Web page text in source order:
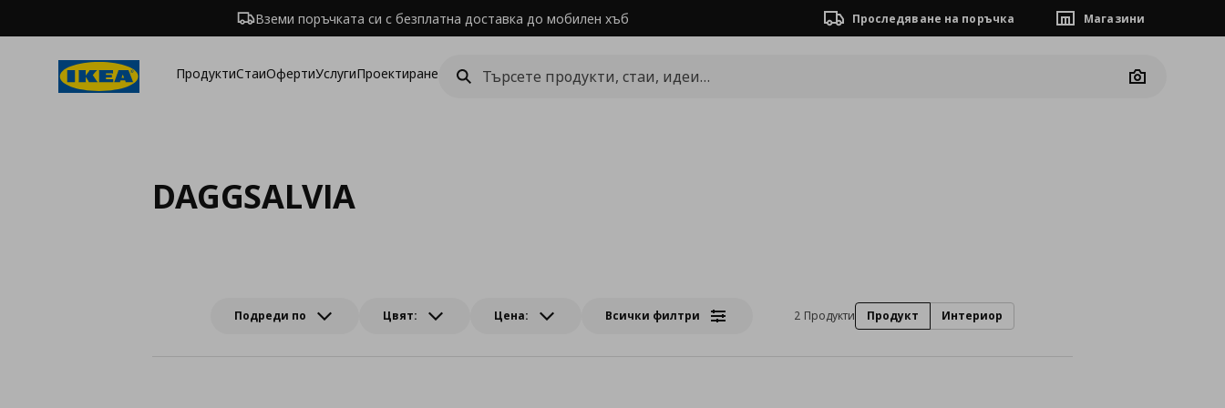
Вземи поръчката си с безплатна доставка до мобилен хъб Проследяване на поръчка Магазини
ПродуктиСтаиОфертиУслугиПроектиране
Camera
DAGGSALVIA
Подреди по Цвят: Цена: Всички филтри 2 Продукти Продукт Интериор